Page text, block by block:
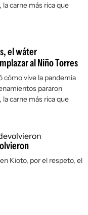
carne más rica que
el wáter
al Niño Torres
cómo vive la pandemia
pararon
carne más rica que
Kioto, por el respeto, el